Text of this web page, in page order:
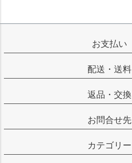
お支払い
配送・送料
返品・交換
お問合せ先
カテゴリー